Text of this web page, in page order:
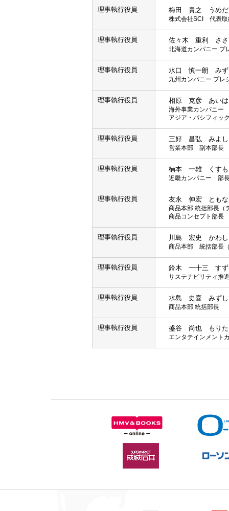
理事執行役員 梅田 貴之 うめ
株式会社SCI 代表取
理事執行役員 佐々木 重利 さ
北海道カンパニー プ
理事執行役員 水口 慎一朗 みず
九州カンパニー プレ
理事執行役員 相原 克彦 あい
海外事業カンパニ
アジア・パシフィッ
理事執行役員 三好 昌弘 みよ
営業本部 副本部長
理事執行役員 楠本 一雄 くす
近畿カンパニー 部
理事執行役員 友永 伸宏 とも
商品本部 統括部長
商品コンセプト部長
理事執行役員 川島 宏史 かわ
商品本部 統括部長
理事執行役員 鈴木 一十三 す
サステナビリティ推
理事執行役員 水島 史喜 みず
商品本部 統括部長
理事執行役員 盛谷 尚也 もり
エンタテインメント